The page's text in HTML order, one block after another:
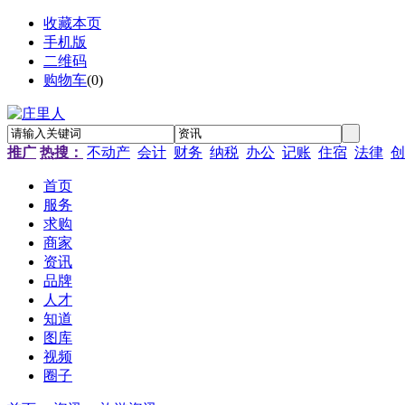
收藏本页
手机版
二维码
购物车(0)
推广 热搜： 不动产 会计 财务 纳税 办公 记账 住宿 法律
首页
服务
求购
商家
资讯
品牌
人才
知道
图库
视频
圈子